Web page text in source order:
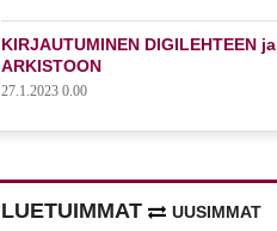
KIRJAUTUMINEN DIGILEHTEEN ja
ARKISTOON
27.1.2023 0.00
LUETUIMMAT UUSIMMAT